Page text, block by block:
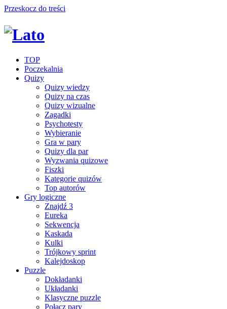
Przeskocz do treści
TOP
Poczekalnia
Quizy
Quizy wiedzy
Quizy na czas
Quizy wizualne
Zagadki
Psychotesty
Wybieranie
Gra w pary
Quizy dla par
Wyzwania quizowe
Fiszki
Kategorie quizów
Top autorów
Gry logiczne
Znajdź 3
Eureka
Sekwencja
Kaskada
Kulki
Trójkowy sprint
Kalejdoskop
Puzzle
Dokładanki
Układanki
Klasyczne puzzle
Połącz pary